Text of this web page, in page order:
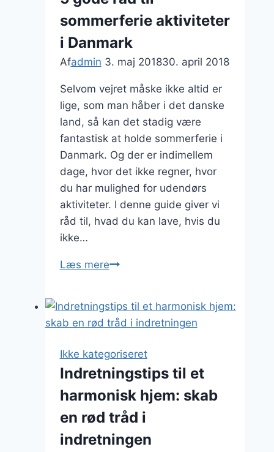
sommerferie aktiviteter
i Danmark
Afadmin 3. maj 201830. april 2018
Selvom vejret måske ikke altid er
lige, som man håber i det danske
land, så kan det stadig være
fantastisk at holde sommerferie i
Danmark. Og der er indimellem
dage, hvor det ikke regner, hvor
du har mulighed for udendørs
aktiviteter. I denne guide giver vi
råd til, hvad du kan lave, hvis du
ikke…
Læs mere5
til
sommerferie
i
Danmark
Ikke kategoriseret
Indretningstips til et
harmonisk hjem: skab
en rød tråd i
indretningen